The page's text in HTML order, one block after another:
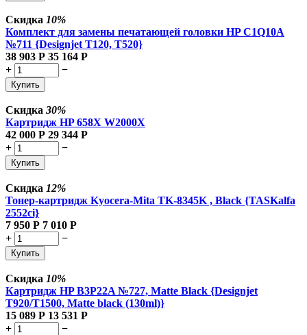
Скидка 10%
Комплект для замены печатающей головки HP C1Q10A
№711 {Designjet T120, T520}
38 903 Р 35 164 Р
+
−
Купить
Скидка 30%
Картридж HP 658X W2000X
42 000 Р 29 344 Р
+
−
Купить
Скидка 12%
Тонер-картридж Kyocera-Mita TK-8345K , Black {TASKalfa
2552ci}
7 950 Р 7 010 Р
+
−
Купить
Скидка 10%
Картридж HP B3P22A №727, Matte Black {Designjet
T920/T1500, Matte black (130ml)}
15 089 Р 13 531 Р
+
−